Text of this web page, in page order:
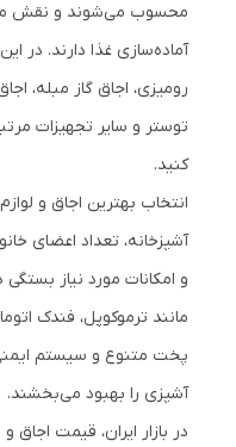
محسوب می‌شوند و نقش
آماده‌سازی غذا دارند. در
رومیزی، اجاق گاز مبله،
توستر و سایر تجهیزات
کنید.
انتخاب بهترین اجاق و
آشپزخانه، تعداد اعضای
و امکانات مورد نیاز
مانند ترموکوپل، فندک
پخت متنوع و سیستم
آشپزی را بهبود می‌بخشند.
در بازار ایران، قیمت